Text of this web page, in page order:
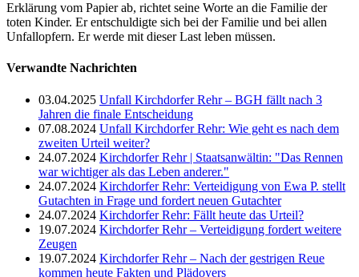
Erklärung vom Papier ab, richtet seine Worte an die Familie der
toten Kinder. Er entschuldigte sich bei der Familie und bei allen
Unfallopfern. Er werde mit dieser Last leben müssen.
Verwandte Nachrichten
03.04.2025 Unfall Kirchdorfer Rehr – BGH fällt nach 3
Jahren die finale Entscheidung
07.08.2024 Unfall Kirchdorfer Rehr: Wie geht es nach dem
zweiten Urteil weiter?
24.07.2024 Kirchdorfer Rehr | Staatsanwältin: "Das Rennen
war wichtiger als das Leben anderer."
24.07.2024 Kirchdorfer Rehr: Verteidigung von Ewa P. stellt
Gutachten in Frage und fordert neuen Gutachter
24.07.2024 Kirchdorfer Rehr: Fällt heute das Urteil?
19.07.2024 Kirchdorfer Rehr – Verteidigung fordert weitere
Zeugen
19.07.2024 Kirchdorfer Rehr – Nach der gestrigen Reue
kommen heute Fakten und Plädoyers